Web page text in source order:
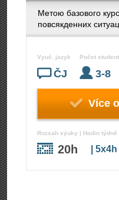
Метою базового
повсякденних
Vyuč. jazyk
ČJ
Počet
3-8
Více
Rozsah výuky | Hodin týdně
20h | 5x4h